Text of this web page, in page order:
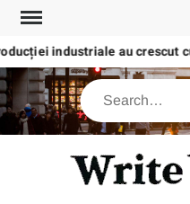
Skip
contentindustriale au crescut
Search